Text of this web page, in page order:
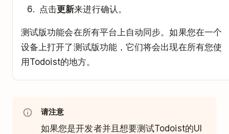
点击更新来进行确认。
测试版功能会在所有平台上自动同步。如果您在一个
设备上打开了测试版功能，它们将会出现在所有您使
用Todoist的地方。
请注意
如果您是开发者并且想要测试Todoist的UI